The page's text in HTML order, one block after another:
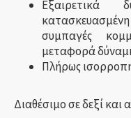
Εξαιρετικά
συμπαγές
μεταφορά
Πλήρως
Διαθέσιμο σε δεξί και